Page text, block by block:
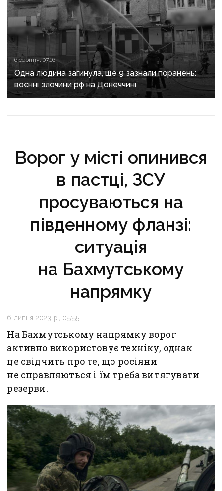
6 серпня, 07:16
Одна людина загинула, ще 9 зазнали поранень:
воєнні злочини рф на Донеччині
Ворог у місті опинився
в пастці, ЗСУ
просуваються на
південному фланзі:
ситуація
на Бахмутському
напрямку
6 липня 2023 р., 05:55
На Бахмутському напрямку ворог
активно використовує техніку, однак
це свідчить про те, що росіяни
не справляються і їм треба витягувати
резерви.